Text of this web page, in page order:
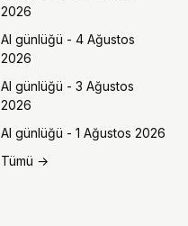
2026
AI günlüğü - 4 Ağustos
2026
AI günlüğü - 3 Ağustos
2026
AI günlüğü - 1 Ağustos 2026
Tümü →